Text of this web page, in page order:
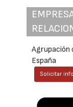
Agrupación
España
Solicitar